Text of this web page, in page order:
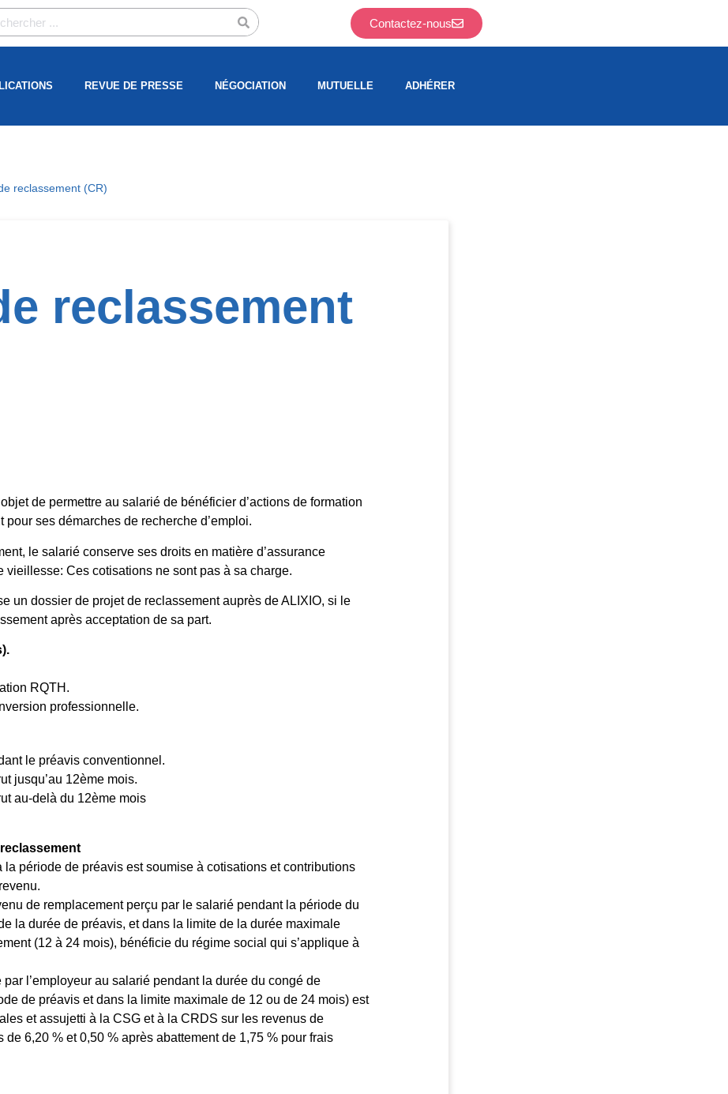
Contactez-nous
REVUE DE PRESSE NÉGOCIATION MUTUELLE ADHÉRER
reclassement (CR)
reclassement
de permettre au salarié de bénéficier d’actions de formation
pour ses démarches de recherche d’emploi.
le salarié conserve ses droits en matière d’assurance
vieillesse: Ces cotisations ne sont pas à sa charge.
un dossier de projet de reclassement auprès de ALIXIO, si le
après acceptation de sa part.
RQTH.
professionnelle.
le préavis conventionnel.
jusqu’au 12ème mois.
au-delà du 12ème mois
la période de préavis est soumise à cotisations et contributions
de remplacement perçu par le salarié pendant la période du
la durée de préavis, et dans la limite de la durée maximale
(12 à 24 mois), bénéficie du régime social qui s’applique à
par l’employeur au salarié pendant la durée du congé de
de préavis et dans la limite maximale de 12 ou de 24 mois) est
et assujetti à la CSG et à la CRDS sur les revenus de
de 6,20 % et 0,50 % après abattement de 1,75 % pour frais